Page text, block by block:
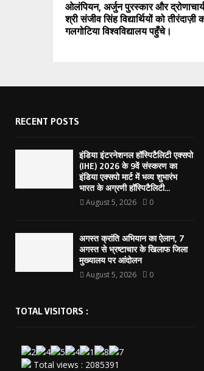
ओलंपियन, अर्जुन पुरस्कार और
श्री संजीव सिंह विद्यार्थियों को तीरंदाज़ी
गलगोटिया विश्वविद्यालय पहुँचे।
RECENT POSTS
इंडिया इंटरनेशनल हॉस्पिटैलिटी एक्सपो
(IHE) 2026 के 9वें संस्करण का
इंडिया एक्सपो मार्ट में भव्य शुभारंभ
भारत के अग्रणी हॉस्पिटैलिटी...
August 5, 2026 0
अगस्त क्रांति अभियान का ऐलान, 7
अगस्त से भ्रष्टाचार के खिलाफ जिला
मुख्यालय पर आंदोलन
August 5, 2026 0
TOTAL VISITORS :
Total views : 2085391